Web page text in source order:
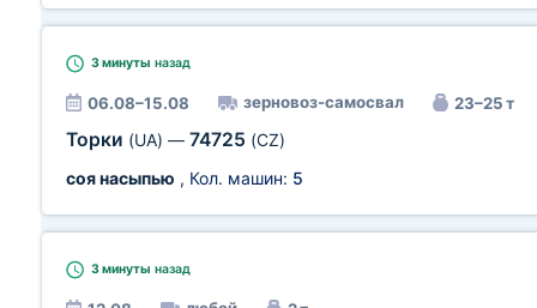
3 минуты назад
06.08–15.08 зерновоз-самосвал 23–25 т
Торки (UA) — 74725 (CZ)
соя насыпью , Кол. машин: 5
3 минуты назад